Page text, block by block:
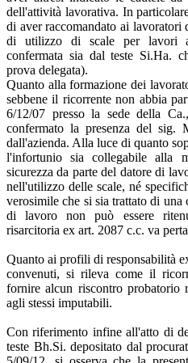
dell'attività lavorativa. In
di aver raccomandato ai lavoratori
di utilizzo di scale per lavori
confermata sia dal teste Si.Ha.
prova delegata).
Quanto alla formazione dei
sebbene il ricorrente non abbia
6/12/07 presso la sede della
confermato la presenza del sig.
dall'azienda. Alla luce di quanto
l'infortunio sia collegabile alla
sicurezza da parte del datore di
nell'utilizzo delle scale, né
verosimile che si sia trattato di
di lavoro non può essere
risarcitoria ex art. 2087 c.c. va
Quanto ai profili di responsabilità
convenuti, si rileva come il
fornire alcun riscontro probatorio
agli stessi imputabili.
Con riferimento infine all'atto di
teste Bh.Si. depositato dal